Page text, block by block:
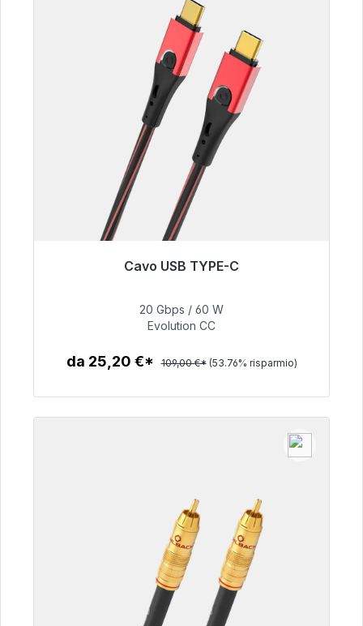
Cavo USB TYPE-C
Pronto per la spedizione immediata, tempo di
50,40 €
20 Gbps / 60 W
Evolution CC
da 25,20 €* 109,00 €* (53.76% risparmio)